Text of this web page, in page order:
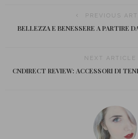
PREVIOUS
BELLEZZA E BENESSERE A PARTIRE
NEXT ARTICLE
CNDIRECT REVIEW: ACCESSORI DI